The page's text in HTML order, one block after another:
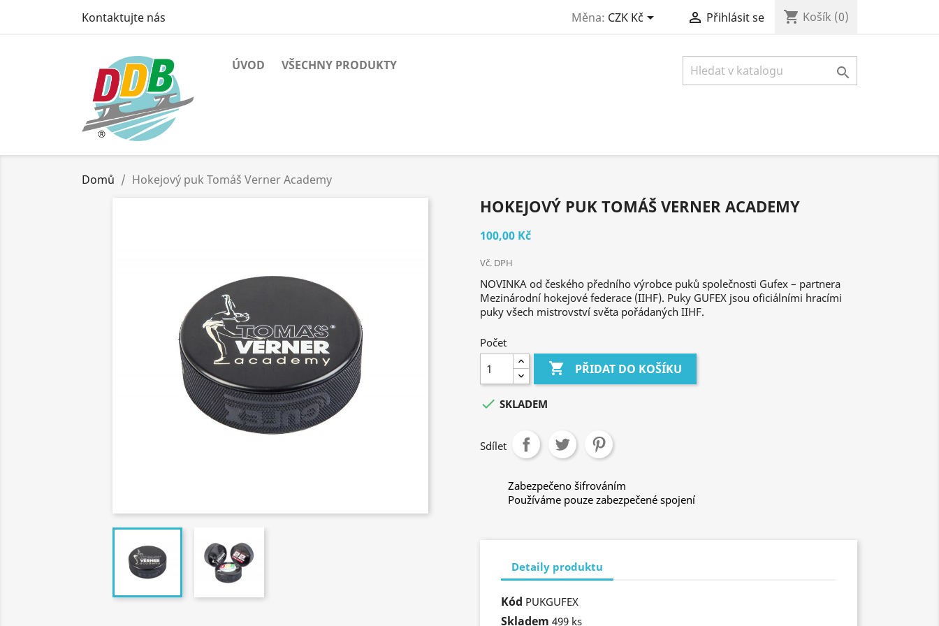
Kontaktujte nás Měna: CZK Kč  Přihlásit se shopping_cart Košík (0)
ÚVOD VŠECHNY PRODUKTY 
Domů Hokejový puk Tomáš Verner Academy
HOKEJOVÝ PUK TOMÁŠ VERNER ACADEMY
100,00 Kč
Vč. DPH
NOVINKA od českého předního výrobce puků společnosti Gufex – partnera
Mezinárodní hokejové federace (IIHF). Puky GUFEX jsou oficiálními hracími
puky všech mistrovství světa pořádaných IIHF.
Počet
 PŘIDAT DO KOŠÍKU
 SKLADEM
Sdílet
Zabezpečeno šifrováním
Používáme pouze zabezpečené spojení
Detaily produktu
Kód PUKGUFEX
Skladem 499 ks